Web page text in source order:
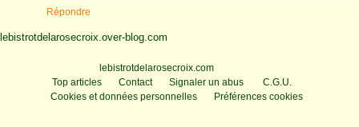
Répondre
lebistrotdelarosecroix.over-blog.com
lebistrotdelarosecroix.com
Top articles
Contact Signaler un abus
C.G.U.
Cookies et données personnelles
Préférences cookies